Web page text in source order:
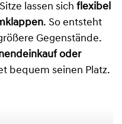
lassen sich flexibel
. So entsteht
Gegenstände.
oder
bequem seinen Platz.